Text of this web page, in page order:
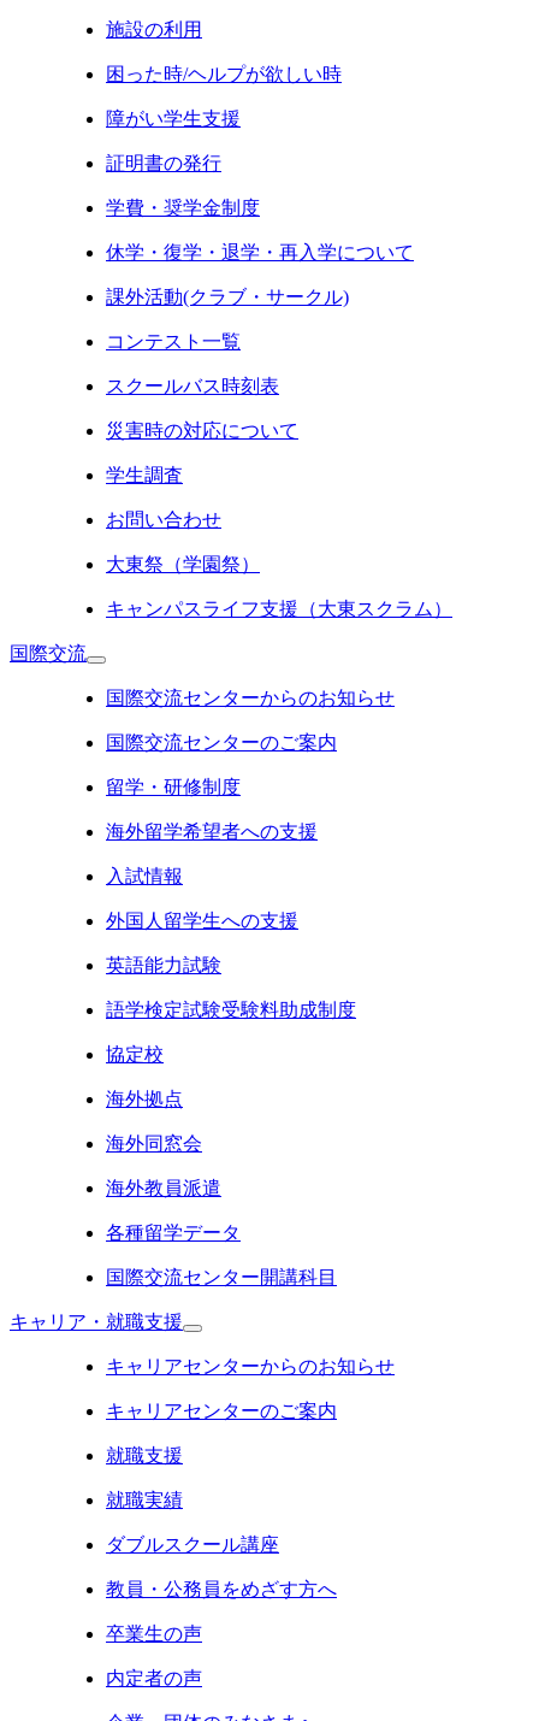
施設の利用
困った時/ヘルプが欲しい時
障がい学生支援
証明書の発行
学費・奨学金制度
休学・復学・退学・再入学について
課外活動(クラブ・サークル)
コンテスト一覧
スクールバス時刻表
災害時の対応について
学生調査
お問い合わせ
大東祭（学園祭）
キャンパスライフ支援（大東スクラム）
国際交流
国際交流センターからのお知らせ
国際交流センターのご案内
留学・研修制度
海外留学希望者への支援
入試情報
外国人留学生への支援
英語能力試験
語学検定試験受験料助成制度
協定校
海外拠点
海外同窓会
海外教員派遣
各種留学データ
国際交流センター開講科目
キャリア・就職支援
キャリアセンターからのお知らせ
キャリアセンターのご案内
就職支援
就職実績
ダブルスクール講座
教員・公務員をめざす方へ
卒業生の声
内定者の声